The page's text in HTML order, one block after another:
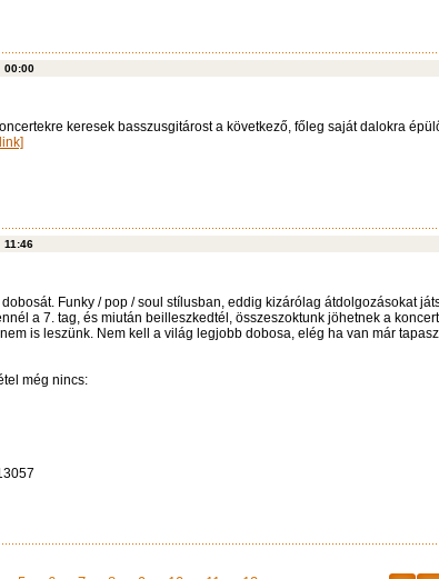
00:00
keresek basszusgitárost a következő, főleg saját dalokra
11:46
Funky / pop / soul stílusban, eddig kizárólag átdolgozásokat
a 7. tag, és miután beilleszkedtél, összeszoktunk jöhetnek a
is leszünk. Nem kell a világ legjobb dobosa, elég ha van már
még nincs: